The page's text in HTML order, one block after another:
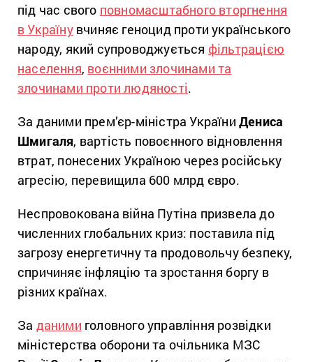
під час свого повномасштабного вторгнення
в Українувчиняє геноцид проти українського
народу, який супроводжується фільтрацією
населення, воєнними злочинами та
злочинами проти людяності.
За даними прем’єр-міністра України Дениса
Шмигаля, вартість повоєнного відновлення
втрат, понесених Україною через російську
агресію, перевищила 600 млрд євро.
Неспровокована війна Путіна призвела до
численних глобальних криз: поставила під
загрозу енергетичну та продовольчу безпеку,
спричиняє інфляцію та зростання боргу в
різних країнах.
За даними головного управління розвідки
міністерства оборони та очільника МЗС